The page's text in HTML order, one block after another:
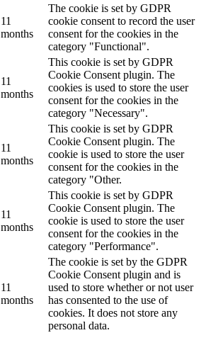
11
months
The cookie is set by GDPR
cookie consent to record the user
consent for the cookies in the
category "Functional".
11
months
This cookie is set by GDPR
Cookie Consent plugin. The
cookies is used to store the user
consent for the cookies in the
category "Necessary".
11
months
This cookie is set by GDPR
Cookie Consent plugin. The
cookie is used to store the user
consent for the cookies in the
category "Other.
11
months
This cookie is set by GDPR
Cookie Consent plugin. The
cookie is used to store the user
consent for the cookies in the
category "Performance".
11
months
The cookie is set by the GDPR
Cookie Consent plugin and is
used to store whether or not user
has consented to the use of
cookies. It does not store any
personal data.